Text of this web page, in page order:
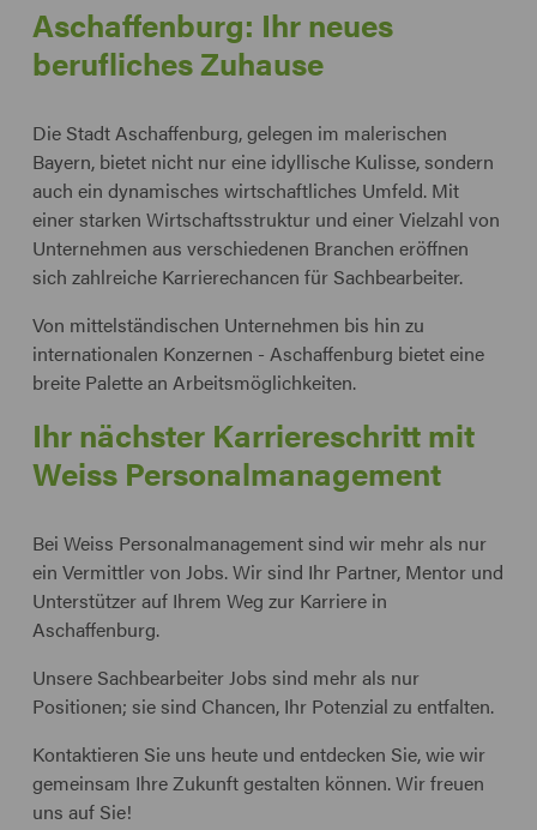
Aschaffenburg: Ihr neues
berufliches Zuhause
Die Stadt Aschaffenburg, gelegen im malerischen
Bayern, bietet nicht nur eine idyllische Kulisse, sondern
auch ein dynamisches wirtschaftliches Umfeld. Mit
einer starken Wirtschaftsstruktur und einer Vielzahl von
Unternehmen aus verschiedenen Branchen eröffnen
sich zahlreiche Karrierechancen für Sachbearbeiter.
Von mittelständischen Unternehmen bis hin zu
internationalen Konzernen - Aschaffenburg bietet eine
breite Palette an Arbeitsmöglichkeiten.
Ihr nächster Karriereschritt mit
Weiss Personalmanagement
Bei Weiss Personalmanagement sind wir mehr als nur
ein Vermittler von Jobs. Wir sind Ihr Partner, Mentor und
Unterstützer auf Ihrem Weg zur Karriere in
Aschaffenburg.
Unsere Sachbearbeiter Jobs sind mehr als nur
Positionen; sie sind Chancen, Ihr Potenzial zu entfalten.
Kontaktieren Sie uns heute und entdecken Sie, wie wir
gemeinsam Ihre Zukunft gestalten können. Wir freuen
uns auf Sie!